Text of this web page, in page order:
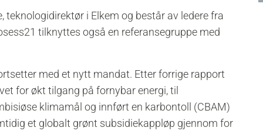
i Elkem og består av ledere fra
tilknyttes også en referansegruppe med
med et nytt mandat. Etter forrige rapport
for økt tilgang på fornybar energi, til
klimamål og innført en karbontoll (CBAM)
et globalt grønt subsidiekappløp gjennom for